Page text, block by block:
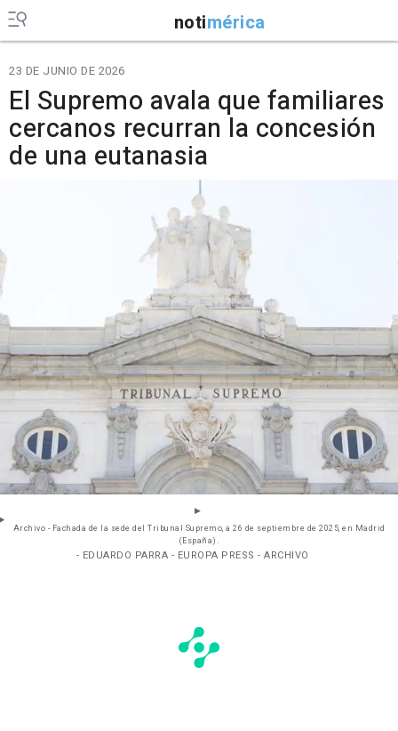
notimérica
23 DE JUNIO DE 2026
El Supremo avala que familiares
cercanos recurran la concesión
de una eutanasia
Archivo - Fachada de la sede del Tribunal Supremo, a 26 de septiembre de 2025, en Madrid
(España).
- EDUARDO PARRA - EUROPA PRESS - ARCHIVO